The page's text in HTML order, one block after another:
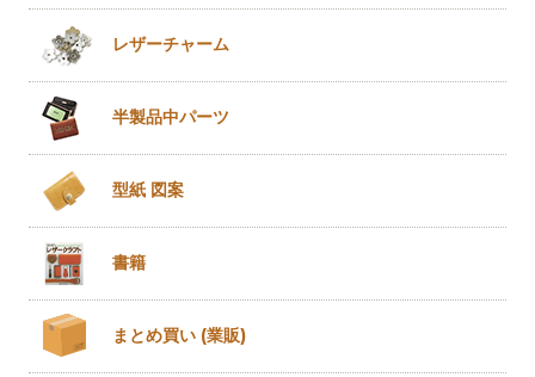
レザーチャーム
半製品中パーツ
型紙 図案
書籍
まとめ買い (業販)